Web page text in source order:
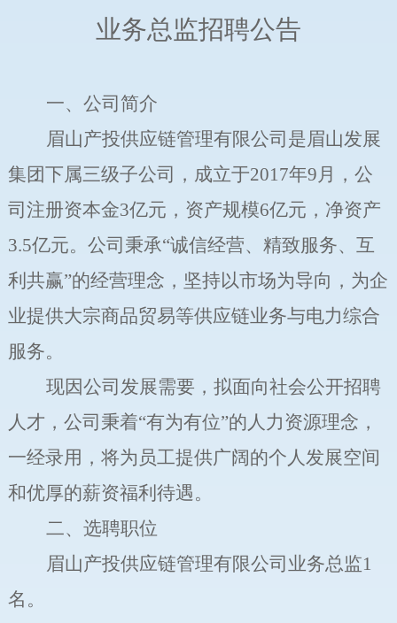
业务总监招聘公告
一、公司简介
眉山产投供应链管理有限公司是眉山发展
集团下属三级子公司，成立于2017年9月，公
司注册资本金3亿元， 资产规模6亿元，净资产
3.5亿元。 公司秉承“诚信经营、精致服务、互
利共赢”的经营理念，坚持以市场为导向，为企
业提供大宗商品贸易等供应链业务与电力综合
服务。
现因公司发展需要，拟面向社会公开招聘
人才 ，公司秉着“有为有位”的人力资源理念，
一经录用，将为员工提供广阔的个人发展空间
和优厚的薪资福利待遇。
二、选聘职位
眉山产投供应链管理有限公司业务总监1
名 。